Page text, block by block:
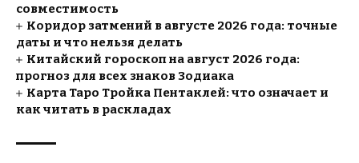
совместимость
Коридор затмений в августе 2026 года: точные
даты и что нельзя делать
Китайский гороскоп на август 2026 года:
прогноз для всех знаков Зодиака
Карта Таро Тройка Пентаклей: что означает и
как читать в раскладах